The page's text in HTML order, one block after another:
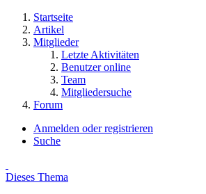
Startseite
Artikel
Mitglieder
Letzte Aktivitäten
Benutzer online
Team
Mitgliedersuche
Forum
Anmelden oder registrieren
Suche
Dieses Thema